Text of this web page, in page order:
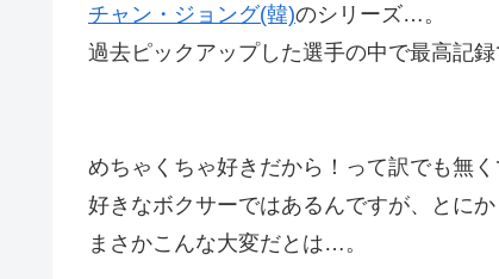
チャン・ジョング(韓)のシリーズ…。
過去ピックアップした選手の中で最高記録
めちゃくちゃ好きだから！って訳でも無く
好きなボクサーではあるんですが、とにか
まさかこんな大変だとは…。